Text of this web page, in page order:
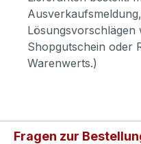
Lösungsvorschlägen
Shopgutschein oder
Warenwerts.)
Fragen zur